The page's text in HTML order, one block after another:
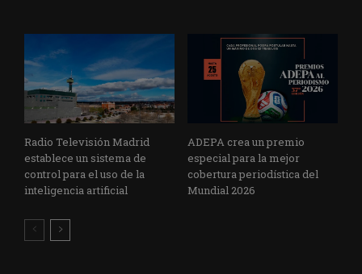
Radio Televisión Madrid
establece un sistema de
control para el uso de la
inteligencia artificial
ADEPA crea un premio
especial para la mejor
cobertura periodística del
Mundial 2026